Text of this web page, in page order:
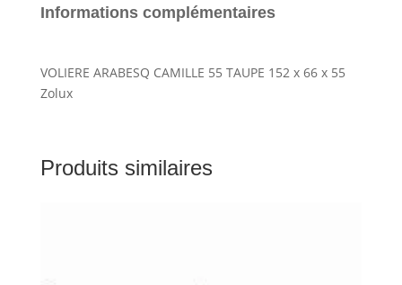
Informations complémentaires
VOLIERE ARABESQ CAMILLE 55 TAUPE 152 x 66 x 55
Zolux
Produits similaires